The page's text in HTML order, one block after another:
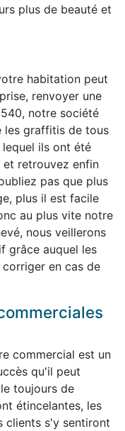
plus de beauté et
habitation peut
renvoyer une
notre société
les graffitis de tous
ils ont été
et retrouvez enfin
pas que plus
plus il est facile
au plus vite notre
nous veillerons
grâce auquel les
en cas de
commercial est un
qu'il peut
toujours de
étincelantes, les
clients s'y sentiront